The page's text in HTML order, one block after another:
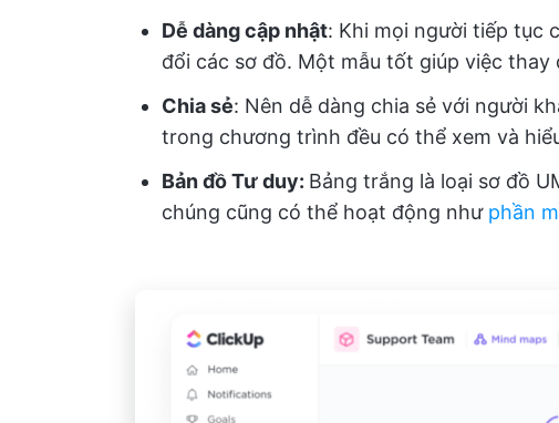
Dễ dàng cập nhật: Khi mọi người tiếp tục
đổi các sơ đồ. Một mẫu tốt giúp việc
Chia sẻ: Nên dễ dàng chia sẻ với người
trong chương trình đều có thể xem và
Bản đồ Tư duy: Bảng trắng là loại sơ đồ
chúng cũng có thể hoạt động như phần